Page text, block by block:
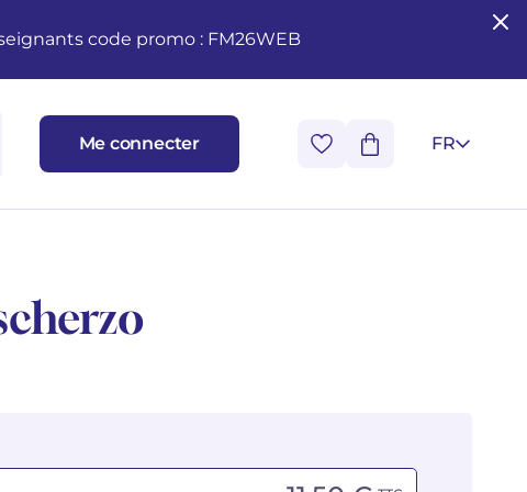
code promo : FM26WEB
Me connecter FR